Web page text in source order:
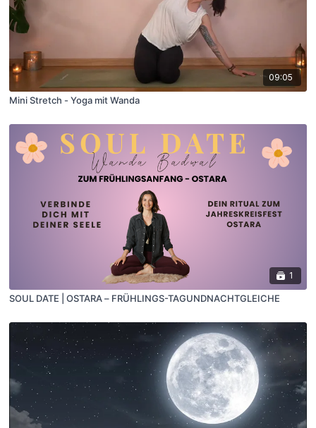
09:05
Mini Stretch - Yoga mit Wanda
1
SOUL DATE | OSTARA – FRÜHLINGS-TAGUNDNACHTGLEICHE